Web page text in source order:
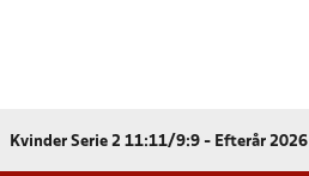
Kvinder Serie 2 11:11/9:9 - Efterår 2026